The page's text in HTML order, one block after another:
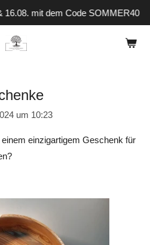
16.08. mit dem Code SOMMER40
um 10:23
einzigartigem Geschenk für